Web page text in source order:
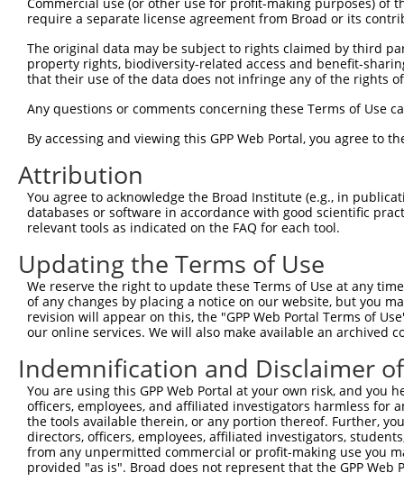
require a separate license agreement from Broad or its
The original data may be subject to rights claimed by third
property rights, biodiversity-related access and benefit-
that their use of the data does not infringe any of the rights
Any questions or comments concerning these Terms of Use
By accessing and viewing this GPP Web Portal, you agree to
Attribution
You agree to acknowledge the Broad Institute (e.g., in
databases or software in accordance with good scientific
relevant tools as indicated on the FAQ for each tool.
Updating the Terms of Use
We reserve the right to update these Terms of Use at any
of any changes by placing a notice on our website, but you
revision will appear on this, the "GPP Web Portal Terms of
our online services. We will also make available an archived
Indemnification and Disclaimer
You are using this GPP Web Portal at your own risk, and
officers, employees, and affiliated investigators harmless for
the tools available therein, or any portion thereof. Further,
directors, officers, employees, affiliated investigators,
from any unpermitted commercial or profit-making use you
provided "as is". Broad does not represent that the GPP